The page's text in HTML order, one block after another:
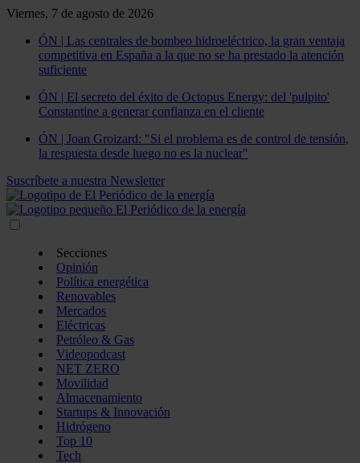
Viernes, 7 de agosto de 2026
ÓN | Las centrales de bombeo hidroeléctrico, la gran ventaja
competitiva en España a la que no se ha prestado la atención
suficiente
ÓN | El secreto del éxito de Octopus Energy: del 'pulpito'
Constantine a generar confianza en el cliente
ÓN | Joan Groizard: "Si el problema es de control de tensión,
la respuesta desde luego no es la nuclear"
Suscríbete a nuestra Newsletter
Secciones
Opinión
Política energética
Renovables
Mercados
Eléctricas
Petróleo & Gas
Videopodcast
NET ZERO
Movilidad
Almacenamiento
Startups & Innovación
Hidrógeno
Top 10
Tech